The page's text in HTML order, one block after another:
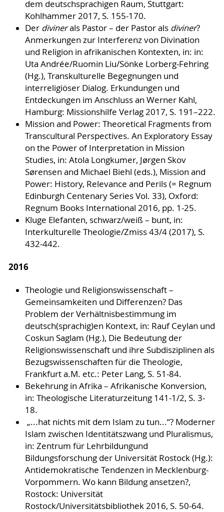
dem deutschsprachigen Raum, Stuttgart:
Kohlhammer 2017, S. 155-170.
Der divinerals Pastor – der Pastor als diviner?
Anmerkungen zur Interferenz von Divination
und Religion in afrikanischen Kontexten, in: in:
Uta Andrée/Ruomin Liu/Sönke Lorberg-Fehring
(Hg.), Transkulturelle Begegnungen und
interreligiöser Dialog. Erkundungen und
Entdeckungen im Anschluss an Werner Kahl,
Hamburg: Missionshilfe Verlag 2017, S. 191–222.
Mission and Power: Theoretical Fragments from
Transcultural Perspectives. An Exploratory Essay
on the Power of Interpretation in Mission
Studies, in: Atola Longkumer, Jørgen Skov
Sørensen and Michael Biehl (eds.), Mission and
Power: History, Relevance and Perils (= Regnum
Edinburgh Centenary Series Vol. 33), Oxford:
Regnum Books International 2016, pp. 1-25.
Kluge Elefanten, schwarz/weiß – bunt, in:
Interkulturelle Theologie/Zmiss 43/4 (2017), S.
432-442.
2016
Theologie und Religionswissenschaft –
Gemeinsamkeiten und Differenzen? Das
Problem der Verhältnisbestimmung im
deutsch(sprachig)en Kontext, in: Rauf Ceylan und
Coskun Saglam (Hg.), Die Bedeutung der
Religionswissenschaft und ihre Subdisziplinen als
Bezugswissenschaften für die Theologie,
Frankfurt a.M. etc.: Peter Lang, S. 51-84.
Bekehrung in Afrika – Afrikanische Konversion,
in: Theologische Literaturzeitung 141-1/2, S. 3-
18.
„...hat nichts mit dem Islam zu tun...“? Moderner
Islam zwischen Identitätszwang und Pluralismus,
in: Zentrum für Lehrbildungund
Bildungsforschung der Universität Rostock (Hg.):
Antidemokratische Tendenzen in Mecklenburg-
Vorpommern. Wo kann Bildung ansetzen?,
Rostock: Universität
Rostock/Universitätsbibliothek 2016, S. 50-64.